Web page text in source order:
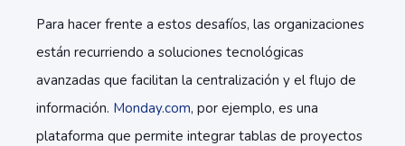
Para hacer frente a estos desafíos, las organizaciones
están recurriendo a soluciones tecnológicas
avanzadas que facilitan la centralización y el flujo de
información. Monday.com, por ejemplo, es una
plataforma que permite integrar tablas de proyectos